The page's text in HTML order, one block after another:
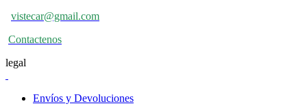
vistecar@gmail.com
Contactenos
legal
Envíos y Devoluciones